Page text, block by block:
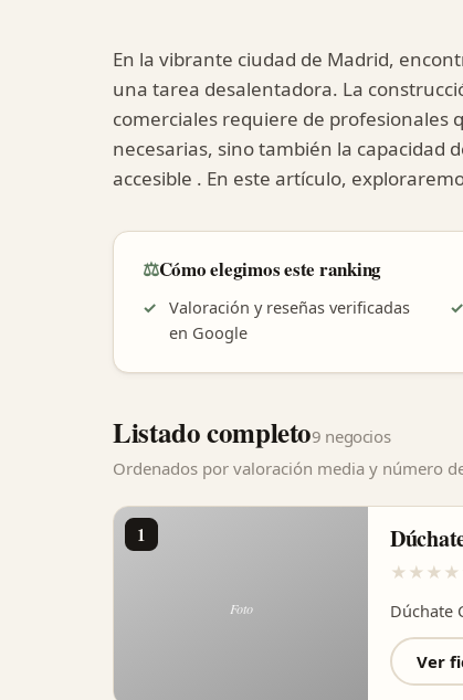
En la vibrante ciudad de Madrid,
una tarea desalentadora. La
comerciales requiere de profesionales
necesarias, sino también la capacidad
accesible . En este artículo,
⚖️Cómo elegimos este ranking
Valoración y reseñas verificadas
en Google
Listado completo9 negocios
Ordenados por valoración media y número
1
★ ★ ★ ★
Dúchate
Ver